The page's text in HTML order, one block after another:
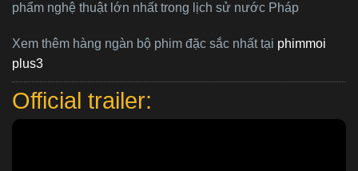
phẩm nghệ thuật lớn nhất trong lịch sử nước Pháp
Xem thêm hàng ngàn bộ phim đặc sắc nhất tại phimmoi
plus3
Official trailer: